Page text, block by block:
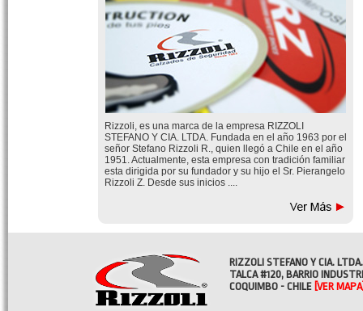
Rizzoli, es una marca de la empresa RIZZOLI
STEFANO Y CIA. LTDA. Fundada en el año 1963 por el
señor Stefano Rizzoli R., quien llegó a Chile en el año
1951. Actualmente, esta empresa con tradición familiar
esta dirigida por su fundador y su hijo el Sr. Pierangelo
Rizzoli Z. Desde sus inicios ....
RIZZOLI STEFANO Y CIA. LTDA.
TALCA #120, BARRIO
COQUIMBO - CHILE [VER